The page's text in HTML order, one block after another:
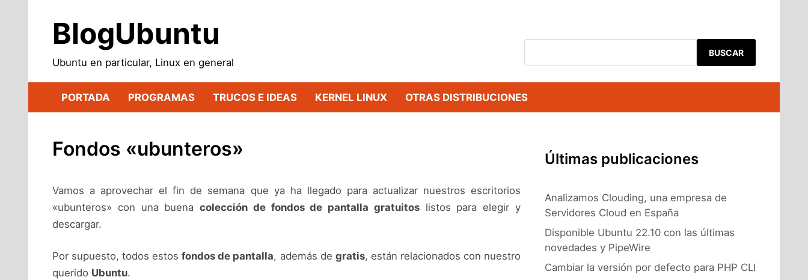
contenidoBlogUbuntu
Ubuntu en particular, Linux en general
BUSCAR
PORTADA PROGRAMAS TRUCOS E IDEAS KERNEL LINUX OTRAS DISTRIBUCIONES
Fondos «ubunteros»
Vamos a aprovechar el fin de semana que ya ha llegado para actualizar nuestros escritorios
«ubunteros» con una buenacolección de fondos de pantalla gratuitoslistos para elegir y
descargar.
Por supuesto, todos estosfondos de pantalla, además de gratis, están relacionados con nuestro
querido Ubuntu.
Últimas publicaciones
Analizamos Clouding, una empresa de
Servidores Cloud en España
Disponible Ubuntu 22.10 con las últimas
novedades y PipeWire
Cambiar la versión por defecto para PHP CLI